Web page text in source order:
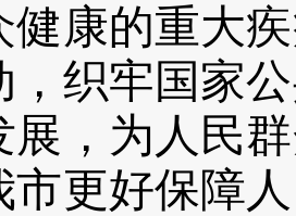
健康的重大
，织牢国家
展，为人民
市更好保障